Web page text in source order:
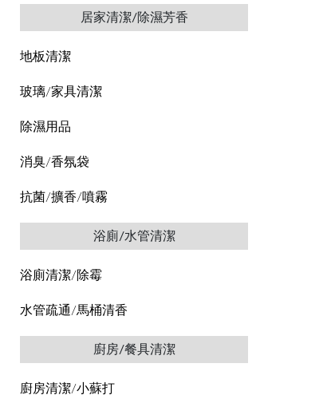
居家清潔/除濕芳香
地板清潔
玻璃/家具清潔
除濕用品
消臭/香氛袋
抗菌/擴香/噴霧
浴廁/水管清潔
浴廁清潔/除霉
水管疏通/馬桶清香
廚房/餐具清潔
廚房清潔/小蘇打